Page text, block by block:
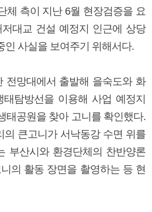
체 측이 지난 6월 현장검증을 요
대교 건설 예정지 인근에 상당
인 사실을 보여주기 위해서다.
전망대에서 출발해 을숙도와 화
태탐방선을 이용해 사업 예정지
태공원을 찾아 고니를 확인했다.
의 큰고니가 서낙동강 수면 위를
부산시와 환경단체의 찬반양론
의 활동 장면을 촬영하는 등 현